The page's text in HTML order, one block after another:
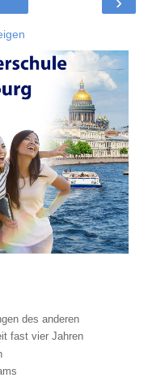
des anderen
fast vier Jahren